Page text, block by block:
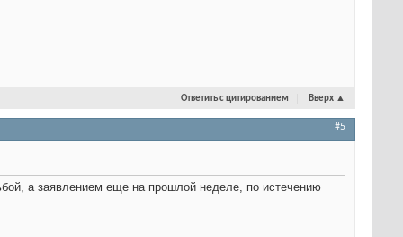
Ответить с цитированием Вверх ▲
#5
а заявлением еще на прошлой неделе, по истечению